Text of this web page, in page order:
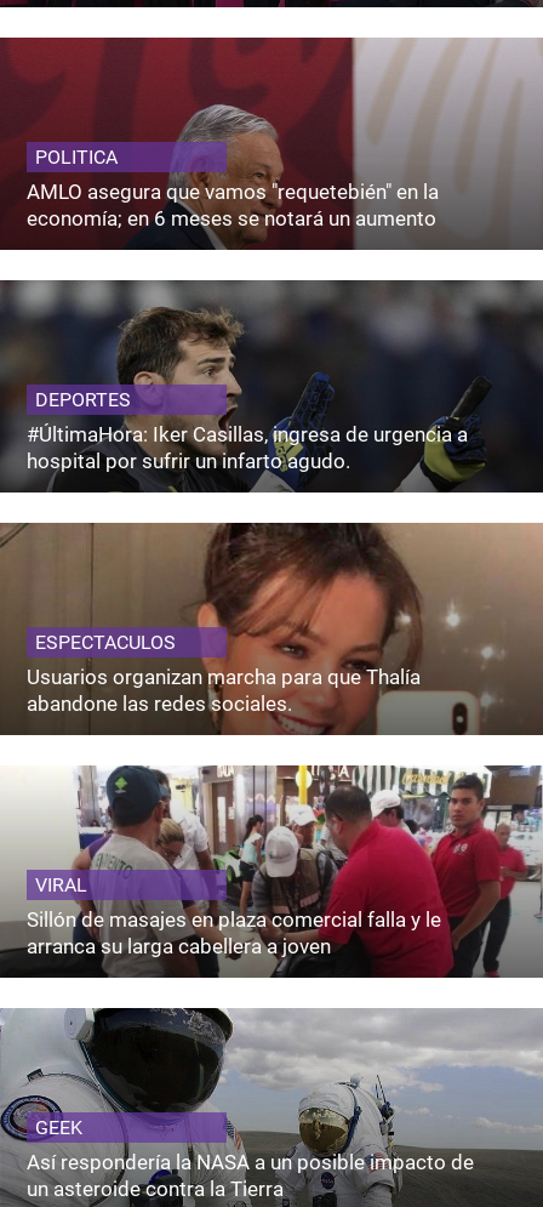
POLITICA
AMLO asegura que vamos "requetebién" en la
economía; en 6 meses se notará un aumento
DEPORTES
#ÚltimaHora: Iker Casillas, ingresa de urgencia a
hospital por sufrir un infarto agudo.
ESPECTACULOS
Usuarios organizan marcha para que Thalía
abandone las redes sociales.
VIRAL
Sillón de masajes en plaza comercial falla y le
arranca su larga cabellera a joven
GEEK
Así respondería la NASA a un posible impacto de
un asteroide contra la Tierra